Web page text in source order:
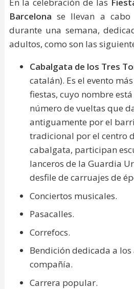
En la celebración de las
Barcelona se llevan a cabo
durante una semana,
adultos, como son las
Cabalgata de los Tres
catalán). Es el evento
fiestas, cuyo nombre
número de vueltas que
antiguamente por el
tradicional por el centro
cabalgata, participan
lanceros de la Guardia
desfile de carruajes de
Conciertos musicales.
Pasacalles.
Correfocs.
Bendición dedicada a
compañía.
Carrera popular.